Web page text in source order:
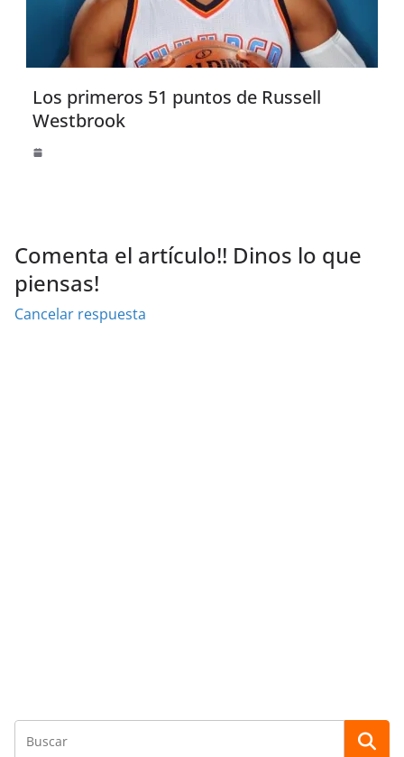
Los primeros 51 puntos de Russell
Westbrook
Comenta el artículo!! Dinos lo que
piensas!
Cancelar respuesta